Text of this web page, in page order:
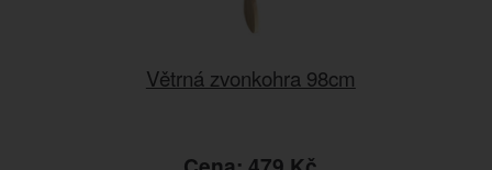
Větrná zvonkohra 98cm